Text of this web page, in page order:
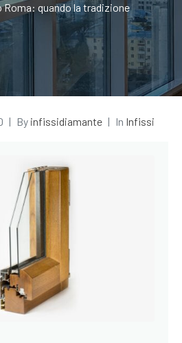
quando la tradizione
By infissidiamante In Infissi